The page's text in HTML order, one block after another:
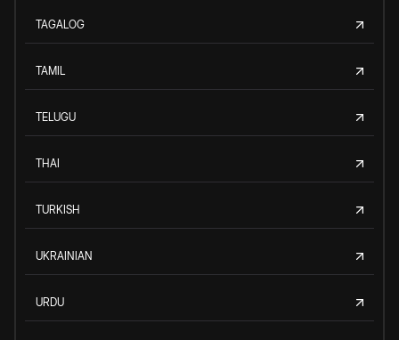
TAGALOG
TAMIL
TELUGU
THAI
TURKISH
UKRAINIAN
URDU